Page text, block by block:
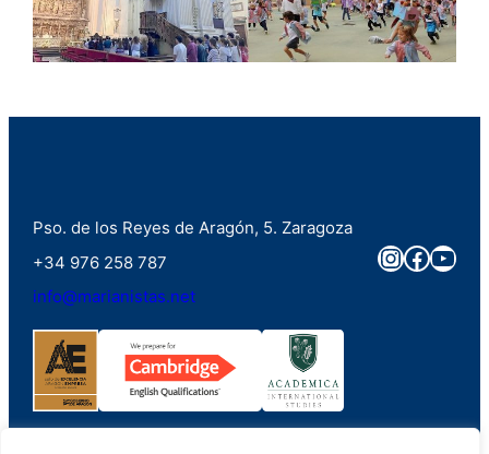
Pso. de los Reyes de Aragón, 5. Zaragoza
+34 976 258 787
info@marianistas.net